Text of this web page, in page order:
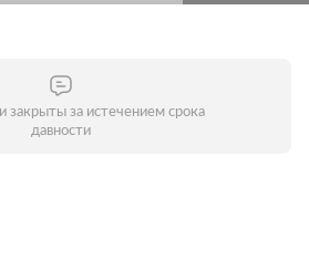
закрыты за истечением срока
давности